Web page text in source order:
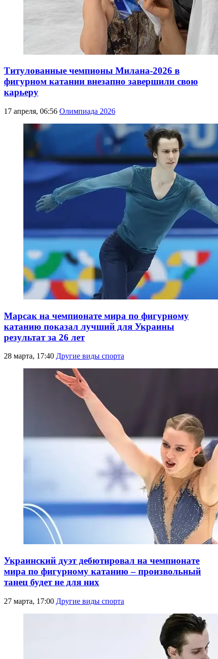
Титулованные чемпионы Милана-2026 в
фигурном катании внезапно завершили свою
карьеру
17 апреля, 06:56 Олимпиада 2026
Марсак на чемпионате мира по фигурному
катанию показал лучший для Украины
результат за 26 лет
28 марта, 17:40 Другие виды спорта
Украинский дуэт дебютировал на чемпионате
мира по фигурному катанию – произвольный
танец будет не для них
27 марта, 17:00 Другие виды спорта